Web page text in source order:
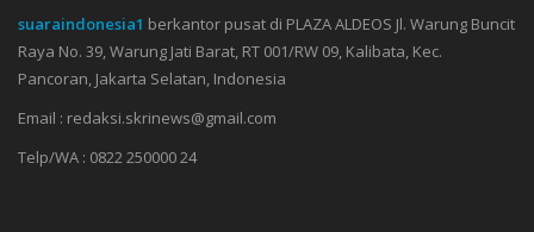
suaraindonesia1 berkantor pusat di PLAZA ALDEOS Jl. Warung Buncit
Raya No. 39, Warung Jati Barat, RT 001/RW 09, Kalibata, Kec.
Pancoran, Jakarta Selatan, Indonesia
Email : redaksi.skrinews@gmail.com
Telp/WA : 0822 250000 24